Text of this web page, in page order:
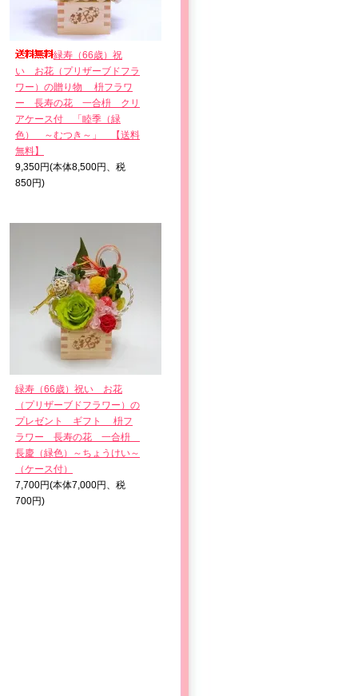
緑寿（66歳）祝
い お花（プリザーブドフラ
ワー）の贈り物 枡フラワ
ー 長寿の花 一合枡 クリ
アケース付 「睦季（緑
色） ～むつき～」 【送料
無料】
9,350円(本体8,500円、税
850円)
緑寿（66歳）祝い お花
（プリザーブドフラワー）の
プレゼント ギフト 枡フ
ラワー 長寿の花 一合枡
長慶（緑色）～ちょうけい～
（ケース付）
7,700円(本体7,000円、税
700円)